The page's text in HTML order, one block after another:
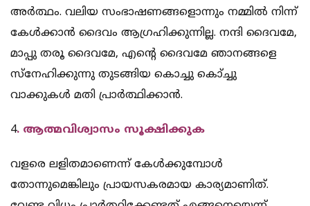
അര്‍ത്ഥം. വലിയ സംഭാഷണങ്ങളൊന്നും നമ്മില്‍ നിന്ന്
കേള്‍ക്കാന്‍ ദൈവം ആഗ്രഹിക്കുന്നില്ല. നന്ദി ദൈവമേ,
മാപ്പു തരൂ ദൈവമേ, എന്റെ ദൈവമേ ഞാനങ്ങളെ
സ്‌നേഹിക്കുന്നു തുടങ്ങിയ കൊച്ചു കൊ്ച്ചു
വാക്കുകള്‍ മതി പ്രാര്‍ത്ഥിക്കാന്‍.
4. ആത്മവിശ്വാസം സൂക്ഷിക്കുക
വളരെ ലളിതമാണെന്ന് കേള്‍ക്കുമ്പോള്‍
തോന്നുമെങ്കിലും പ്രായസകരമായ കാര്യമാണിത്.